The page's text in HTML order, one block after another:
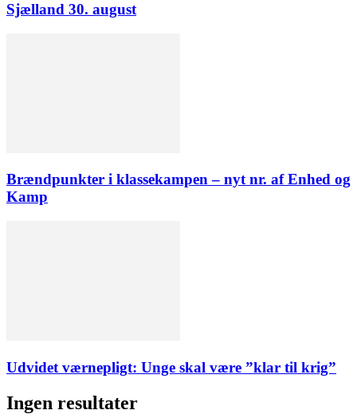
Sjælland 30. august
Brændpunkter i klassekampen – nyt nr. af Enhed og
Kamp
Udvidet værnepligt: Unge skal være ”klar til krig”
Ingen resultater